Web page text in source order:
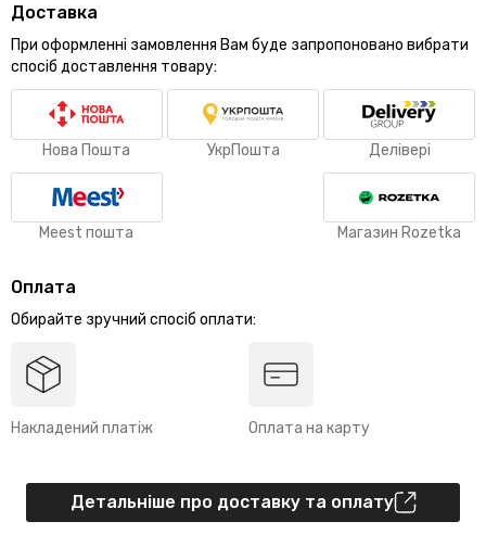
Доставка
При оформленні замовлення Вам буде запропоновано вибрати
спосіб доставлення товару:
Нова Пошта УкрПошта Делівері
Meest пошта Магазин Rozetka
Оплата
Обирайте зручний спосіб оплати:
Накладений платіж Оплата на карту
Детальніше про доставку та оплату